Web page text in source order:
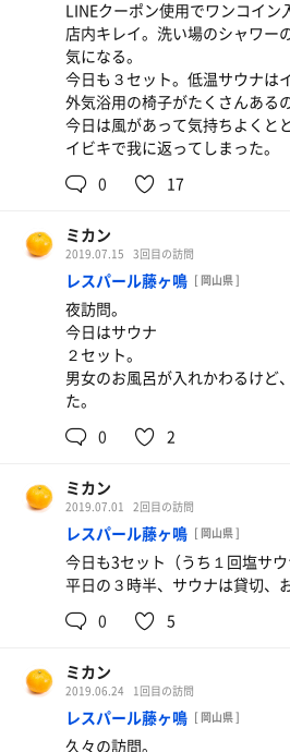
LINEクーポン使用でワンコイン
店内キレイ。洗い場のシャワー
気になる。
今日も３セット。低温サウナは
外気浴用の椅子がたくさんある
今日は風があって気持ちよくと
イビキで我に返ってしまった。
0
17
ミカン
2019.07.15 3回目の訪問
レスパール藤ヶ鳴 [ 岡山県 ]
夜訪問。
今日はサウナ
２セット。
男女のお風呂が入れかわるけど
た。
0
2
ミカン
2019.07.01 2回目の訪問
レスパール藤ヶ鳴 [ 岡山県 ]
今日も3セット（うち１回塩サウ
平日の３時半、サウナは貸切、
0
5
ミカン
2019.06.24 1回目の訪問
レスパール藤ヶ鳴 [ 岡山県 ]
久々の訪問。